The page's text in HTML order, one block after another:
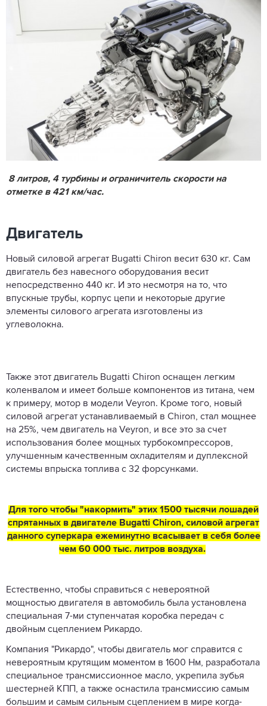
8 литров, 4 турбины и ограничитель скорости на
отметке в 421 км/час.
Двигатель
Новый силовой агрегат Bugatti Chiron весит 630 кг. Сам
двигатель без навесного оборудования весит
непосредственно 440 кг. И это несмотря на то, что
впускные трубы, корпус цепи и некоторые другие
элементы силового агрегата изготовлены из
углеволокна.
Также этот двигатель Bugatti Chiron оснащен легким
коленвалом и имеет больше компонентов из титана, чем
к примеру, мотор в модели Veyron. Кроме того, новый
силовой агрегат устанавливаемый в Chiron, стал мощнее
на 25%, чем двигатель на Veyron, и все это за счет
использования более мощных турбокомпрессоров,
улучшенным качественным охладителям и дуплексной
системы впрыска топлива с 32 форсунками.
Для того чтобы "накормить" этих 1500 тысячи лошадей
спрятанных в двигателе Bugatti Chiron, силовой агрегат
данного суперкара ежеминутно всасывает в себя более
чем 60 000 тыс. литров воздуха.
Естественно, чтобы справиться с невероятной
мощностью двигателя в автомобиль была установлена
специальная 7-ми ступенчатая коробка передач с
двойным сцеплением Рикардо.
Компания "Рикардо", чтобы двигатель мог справится с
невероятным крутящим моментом в 1600 Нм, разработала
специальное трансмиссионное масло, укрепила зубья
шестерней КПП, а также оснастила трансмиссию самым
большим и самым сильным сцеплением в мире когда-